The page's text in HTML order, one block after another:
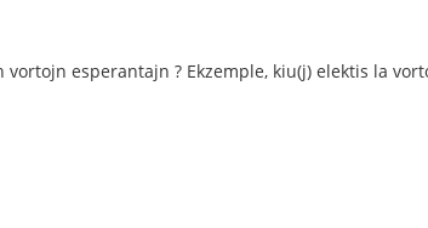
vortojn esperantajn ? Ekzemple, kiu(j) elektis la